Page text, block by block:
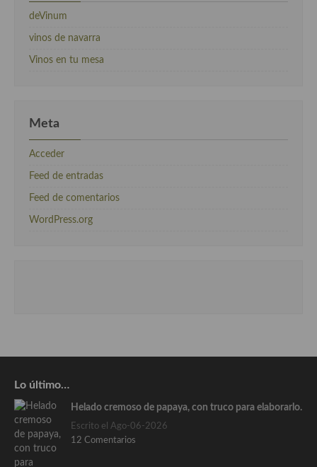
deVinum
vinos de navarra
Vinos en tu mesa
Meta
Acceder
Feed de entradas
Feed de comentarios
WordPress.org
Lo último…
Helado cremoso de papaya, con truco para elaborarlo.
Escrito el Ago-06-2026
12 Comentarios